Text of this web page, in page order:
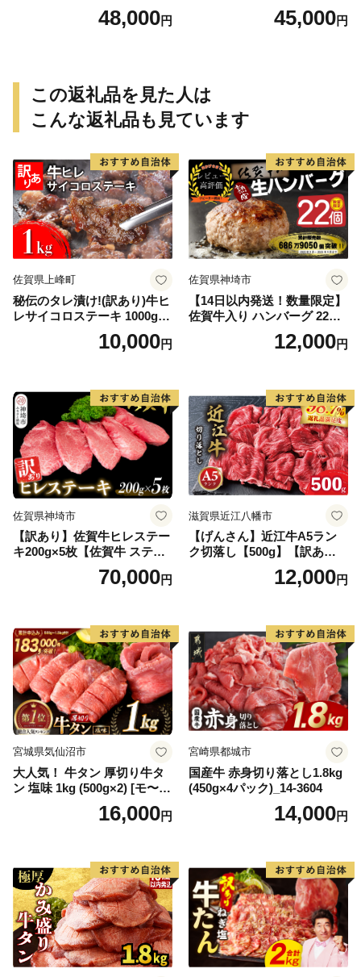
48,000円
ルキャベツ（6P入り）
45,000円
この返礼品を見た人は
こんな返礼品も見ています
佐賀県上峰町
秘伝のタレ漬け!(訳あり)牛ヒ
レサイコロステーキ 1000g
10,000円
佐賀県神埼市
【14日以内発送！数量限定】
佐賀牛入り ハンバーグ 22個
2.6kg(120g×22個)【佐賀牛
黒毛和牛 ブランド牛 九州 ハ
気】(H083106)
12,000円
佐賀県神埼市
【訳あり】佐賀牛ヒレステー
キ200g×5枚【佐賀牛 ステー
キ ブランド肉 ヒレ肉 フィレ
肉 ジューシー ヘルシー】(H0
70,000円
滋賀県近江八幡市
【げんさん】近江牛A5ラン
ク切落し【500g】【訳あり】
12,000円
宮城県気仙沼市
大人気！ 牛タン 厚切り牛タ
ン 塩味 1kg (500g×2) [モ〜ラ
ンド 宮城県 気仙沼市 205646
60] 肉 牛肉 精肉 牛たん 牛タ
厚切り タン
16,000円
宮崎県都城市
国産牛 赤身切り落とし1.8kg
(450g×4パック)_14-3604
14,000円